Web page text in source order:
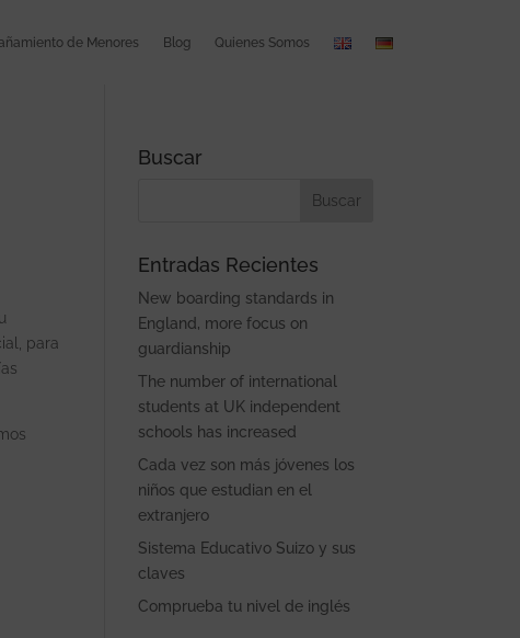
de Menores Blog Quienes Somos
para
Buscar
Entradas Recientes
New boarding standards in
England, more focus on
guardianship
The number of international
students at UK independent
schools has increased
Cada vez son más jóvenes los
niños que estudian en el
extranjero
Sistema Educativo Suizo y sus
claves
Comprueba tu nivel de inglés